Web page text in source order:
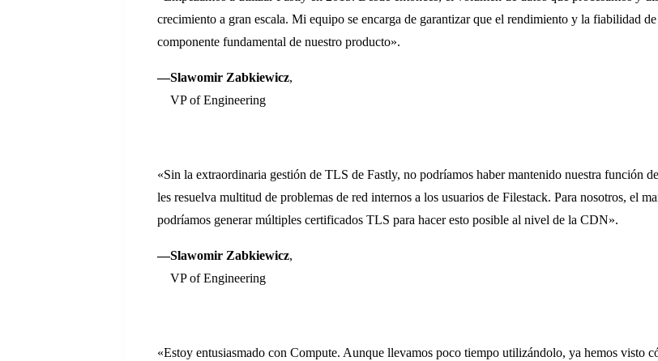
crecimiento a gran escala. Mi equipo se encarga de garantizar que el rendimiento y la fiabilidad
componente fundamental de nuestro producto».
—Slawomir Zabkiewicz,
VP of Engineering
«Sin la extraordinaria gestión de TLS de Fastly, no podríamos haber mantenido nuestra función
les resuelva multitud de problemas de red internos a los usuarios de Filestack. Para nosotros, el
podríamos generar múltiples certificados TLS para hacer esto posible al nivel de la CDN».
—Slawomir Zabkiewicz,
VP of Engineering
«Estoy entusiasmado con Compute. Aunque llevamos poco tiempo utilizándolo, ya hemos visto